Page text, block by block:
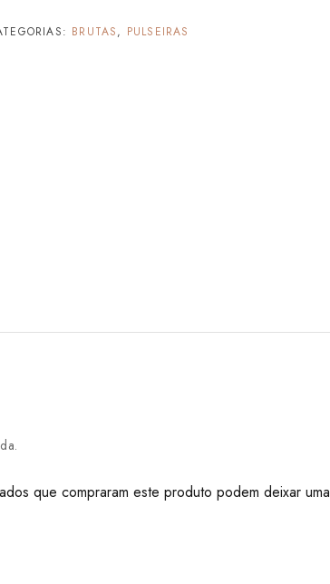
BRUTAS, PULSEIRAS
que compraram este produto podem deixar uma